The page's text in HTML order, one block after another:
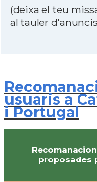
(deixa el teu
al tauler
usuaris a
i Portugal
proposades